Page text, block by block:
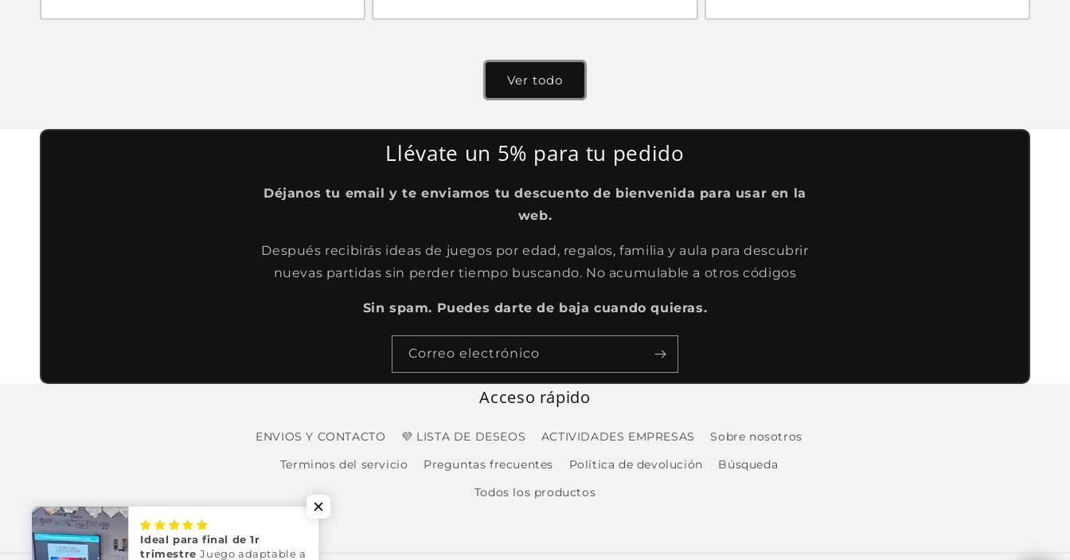
Ver todo
Llévate un 5% para tu pedido
Déjanos tu email y te enviamos tu descuento de bienvenida para usar en la
web.
Después recibirás ideas de juegos por edad, regalos, familia y aula para descubrir
nuevas partidas sin perder tiempo buscando. No acumulable a otros códigos
Sin spam. Puedes darte de baja cuando quieras.
Correo electrónico
Acceso rápido
ENVIOS Y CONTACTO 💜 LISTA DE DESEOS ACTIVIDADES EMPRESAS
Sobre nosotros
Terminos del servicio
Preguntas frecuentes Política de devolución
Búsqueda
Todos los productos
Ideal para final de 1r
trimestreJuego adaptable a